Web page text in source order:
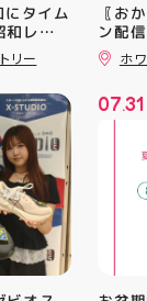
にタイム
和レト
量入荷
お菓
ッチグ
#アティ
山駅前
リー
〖お
ン配
ッパ
￥
ーポ
ース
です
りの
ので
キャ
ホ
07.31